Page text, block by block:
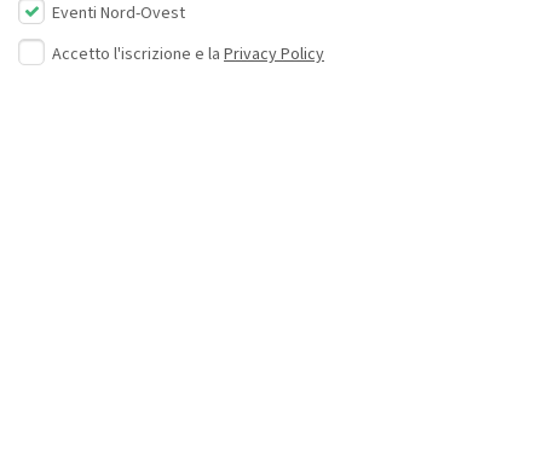
Eventi Nord-Ovest
Accetto l'iscrizione e la Privacy Policy